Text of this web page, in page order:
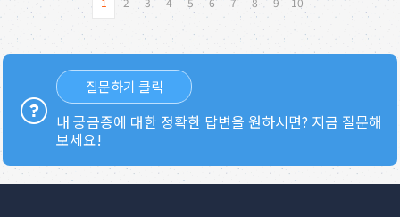
질문하기 클릭
내 궁금증에 대한 정확한 답변을 원하시면? 지금 질문해
보세요!